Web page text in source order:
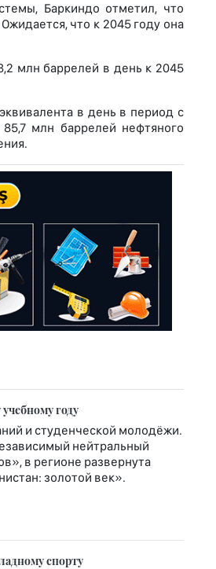
Баркиндо отметил, что
что к 2045 году она
млн баррелей в день к 2045
в день в период с
млн баррелей нефтяного
году
и студенческой молодёжи.
нейтральный
в регионе развернута
золотой век».
спорту